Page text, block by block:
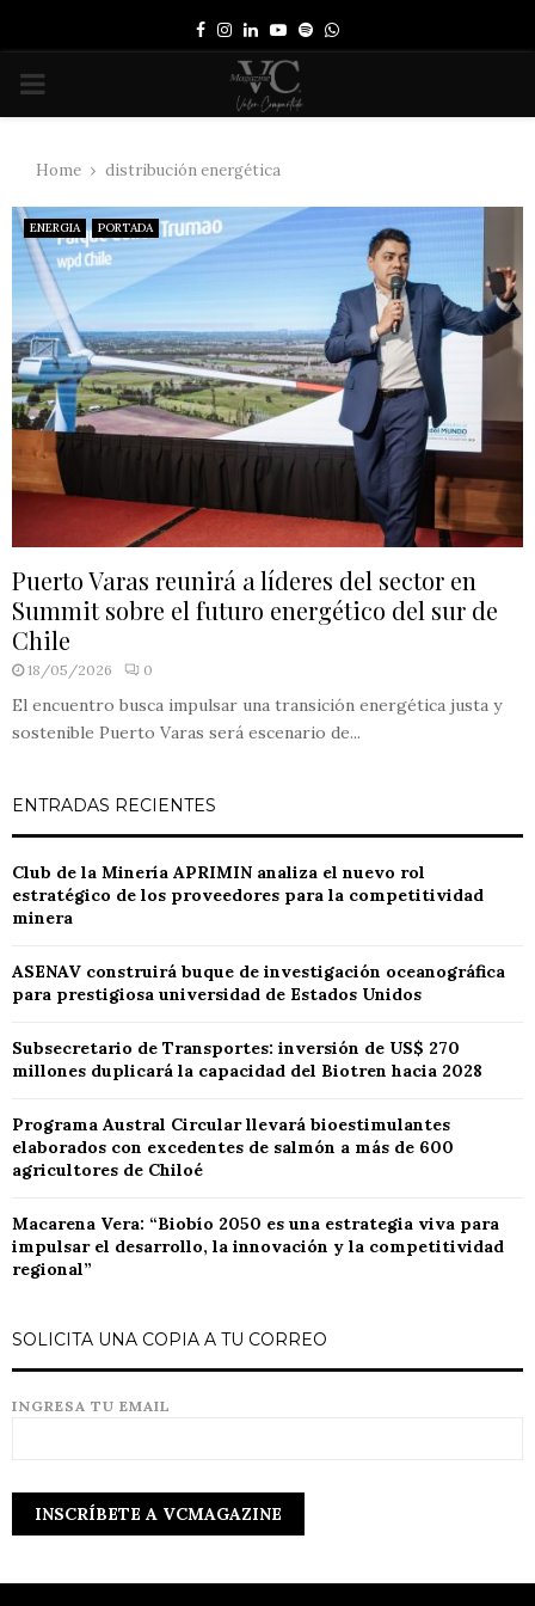
Facebook
Instagram
LinkedinYoutube
SpotifyWhatsapp
PRIMARY
Home distribución energética
ENERGIA PORTADA
Puerto Varas reunirá a líderes del sector en
Summit sobre el futuro energético del sur de
Chile
18/05/2026 0
El encuentro busca impulsar una transición energética justa y
sostenible Puerto Varas será escenario de...
ENTRADAS RECIENTES
Club de la Minería APRIMIN analiza el nuevo rol
estratégico de los proveedores para la competitividad
minera
ASENAV construirá buque de investigación oceanográfica
para prestigiosa universidad de Estados Unidos
Subsecretario de Transportes: inversión de US$ 270
millones duplicará la capacidad del Biotren hacia 2028
Programa Austral Circular llevará bioestimulantes
elaborados con excedentes de salmón a más de 600
agricultores de Chiloé
Macarena Vera: “Biobío 2050 es una estrategia viva para
impulsar el desarrollo, la innovación y la competitividad
regional”
SOLICITA UNA COPIA A TU CORREO
INGRESA TU EMAIL